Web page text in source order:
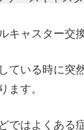
キャスター交
ている時に突
ます。
ではよくある